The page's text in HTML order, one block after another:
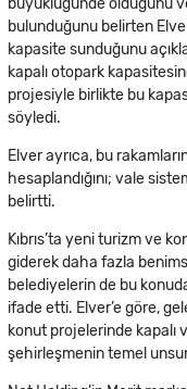
büyüklüğünde olduğunu
bulunduğunu belirten
kapasite sunduğunu
kapalı otopark
projesiyle birlikte bu
söyledi.
Elver ayrıca, bu
hesaplandığını; vale
belirtti.
Kıbrıs’ta yeni turizm ve
giderek daha fazla
belediyelerin de bu
ifade etti. Elver’e göre,
konut projelerinde kapalı
şehirleşmenin temel